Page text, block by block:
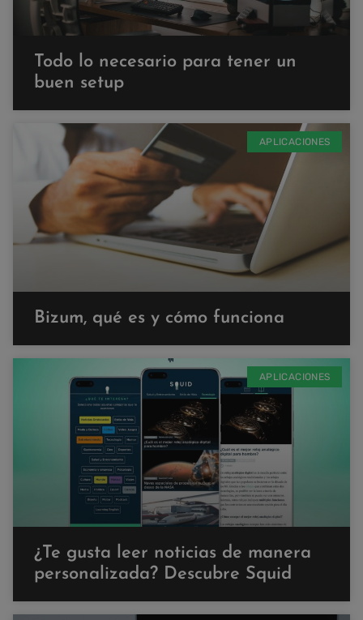
Todo lo necesario para tener un
buen setup
APLICACIONES
Bizum, qué es y cómo funciona
APLICACIONES
¿Te gusta leer noticias de manera
personalizada? Descubre Squid